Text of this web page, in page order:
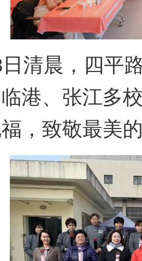
日清晨，四平
港、张江多
，致敬最美